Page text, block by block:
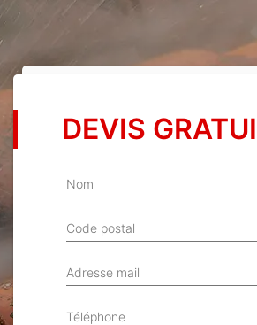
DEVIS
Nom
Code postal
Adresse mail
Téléphone